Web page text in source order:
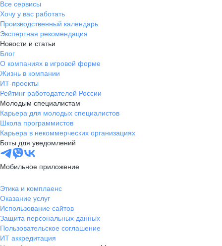
Все сервисы
Хочу у вас работать
Производственный календарь
Экспертная рекомендация
Новости и статьи
Блог
О компаниях в игровой форме
Жизнь в компании
ИТ-проекты
Рейтинг работодателей России
Молодым специалистам
Карьера для молодых специалистов
Школа программистов
Карьера в некоммерческих организациях
Боты для уведомлений
Мобильное приложение
Этика и комплаенс
Оказание услуг
Использование сайтов
Защита персональных данных
Пользовательское соглашение
ИТ аккредитация